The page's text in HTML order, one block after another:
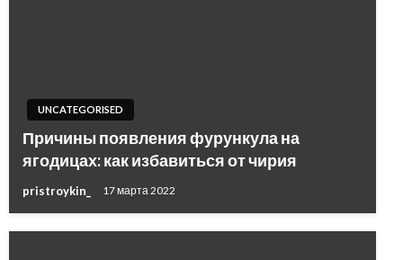
UNCATEGORISED
Причины появления фурункула на
ягодицах: как избавиться от чирия
pristroykin_ 17 марта 2022